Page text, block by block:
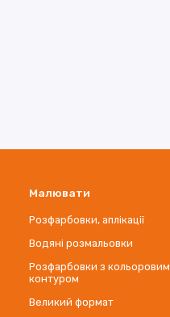
Малювати
Розфарбовки, аплікації
Водяні розмальовки
Розфарбовки з кольоровим
контуром
Великий формат